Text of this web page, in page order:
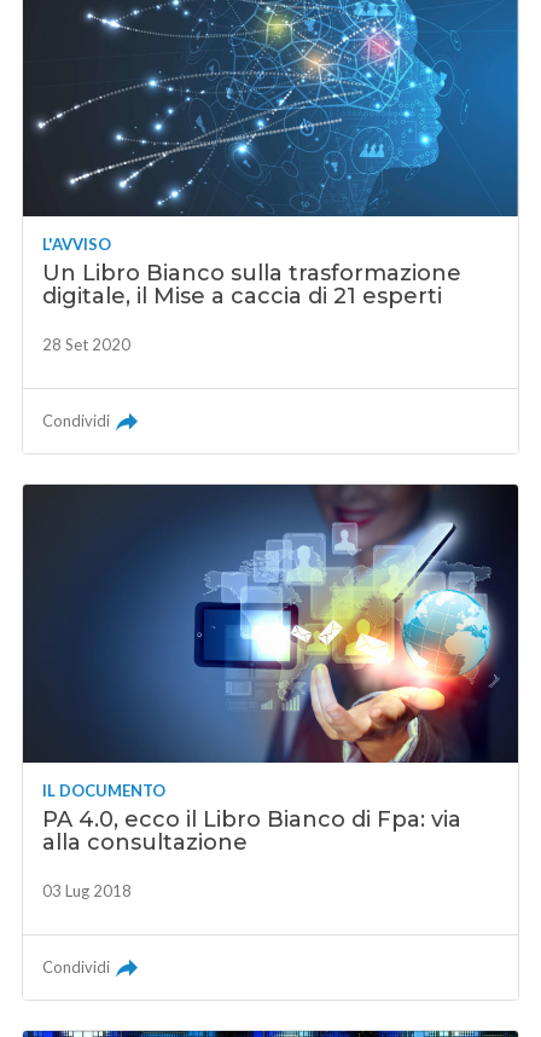
L'AVVISO
Un Libro Bianco sulla trasformazione
digitale, il Mise a caccia di 21 esperti
28 Set 2020
Condividi
IL DOCUMENTO
PA 4.0, ecco il Libro Bianco di Fpa: via
alla consultazione
03 Lug 2018
Condividi